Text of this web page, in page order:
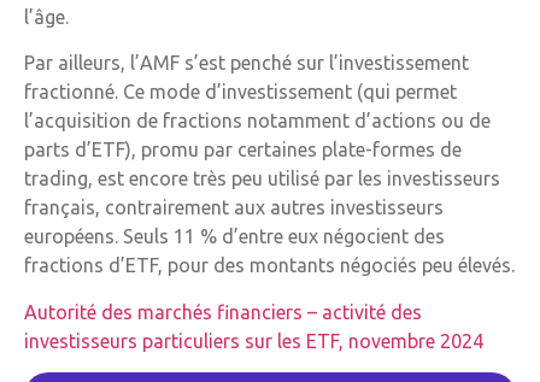
l’âge.
Par ailleurs, l’AMF s’est penché sur l’investissement
fractionné. Ce mode d’investissement (qui permet
l’acquisition de fractions notamment d’actions ou de
parts d’ETF), promu par certaines plate-formes de
trading, est encore très peu utilisé par les investisseurs
français, contrairement aux autres investisseurs
européens. Seuls 11 % d’entre eux négocient des
fractions d’ETF, pour des montants négociés peu élevés.
Autorité des marchés financiers – activité des
investisseurs particuliers sur les ETF, novembre 2024